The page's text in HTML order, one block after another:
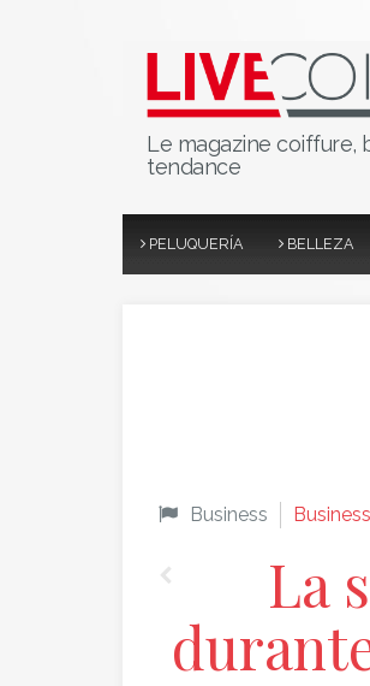
Le magazine coiffure,
tendance
PELUQUERÍA BELLEZA
Business
La